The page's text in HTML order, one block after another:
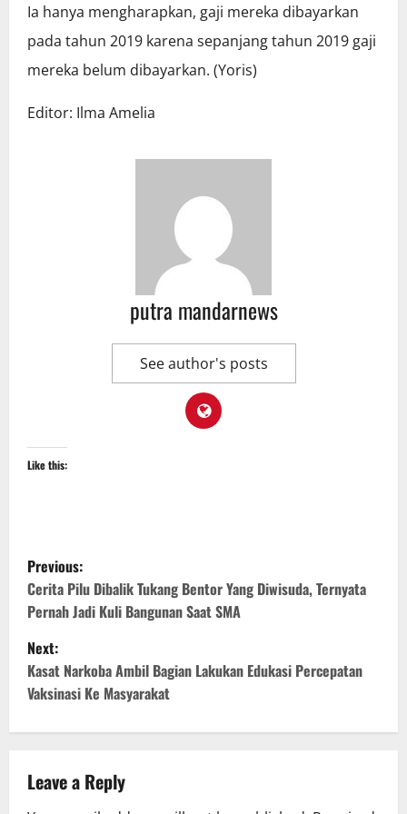
Ia hanya mengharapkan, gaji mereka dibayarkan
pada tahun 2019 karena sepanjang tahun 2019 gaji
mereka belum dibayarkan. (Yoris)
Editor: Ilma Amelia
putra mandarnews
See author's posts
Like this:
P
o
s
t
n
v
Previous:
Cerita Pilu Dibalik Tukang Bentor Yang Diwisuda, Ternyata
Pernah Jadi Kuli Bangunan Saat SMA
Next:
Kasat Narkoba Ambil Bagian Lakukan Edukasi Percepatan
Vaksinasi Ke Masyarakat
Leave a Reply